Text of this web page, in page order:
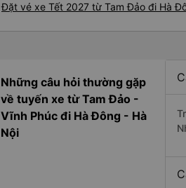
Đặt vé xe Tết 2027 từ Tam Đảo đi Hà
Những câu hỏi thường gặp
về tuyến xe từ Tam Đảo -
Vĩnh Phúc đi Hà Đông - Hà
Nội